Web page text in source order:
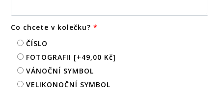
Co chcete v kolečku? *
ČÍSLO
FOTOGRAFII [+49,00 Kč]
VÁNOČNÍ SYMBOL
VELIKONOČNÍ SYMBOL